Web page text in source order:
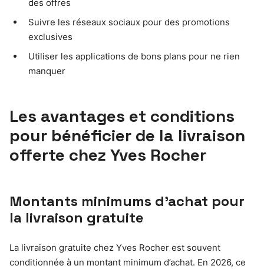
des offres
Suivre les réseaux sociaux pour des promotions
exclusives
Utiliser les applications de bons plans pour ne rien
manquer
Les avantages et conditions
pour bénéficier de la livraison
offerte chez Yves Rocher
Montants minimums d’achat pour
la livraison gratuite
La livraison gratuite chez Yves Rocher est souvent
conditionnée à un montant minimum d’achat. En 2026, ce